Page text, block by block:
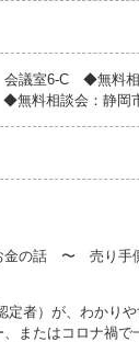
議室6-C ◆無料相
無料相談会：静岡
金の話 〜 売り手
者）が、わかりや
またはコロナ禍で